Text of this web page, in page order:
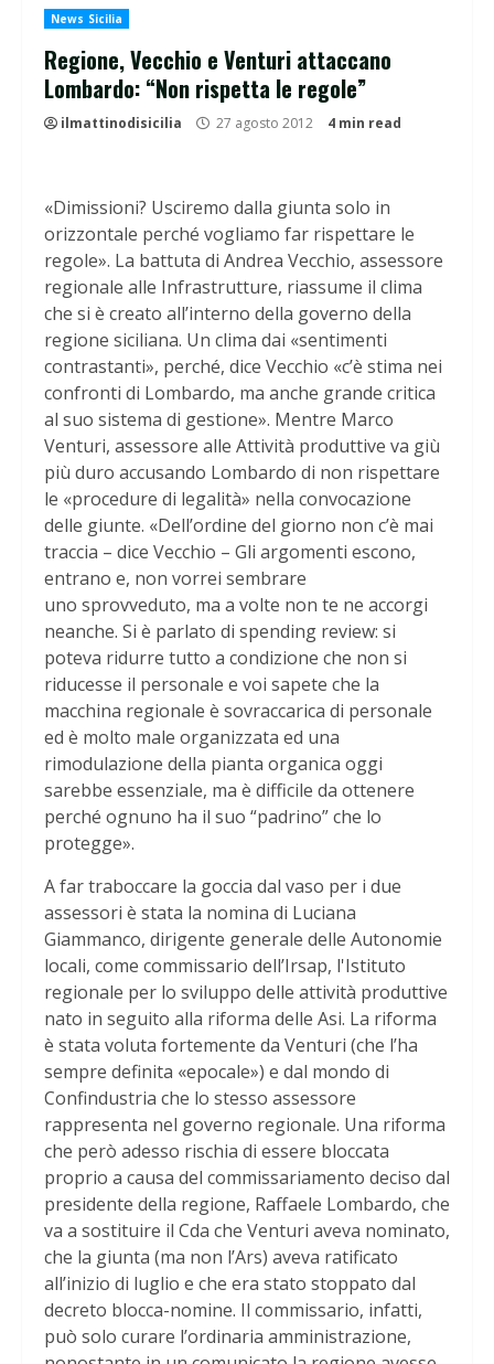
News Sicilia
Regione, Vecchio e Venturi attaccano
Lombardo: “Non rispetta le regole”
ilmattinodisicilia 27 agosto 2012 4 min read
«Dimissioni? Usciremo dalla giunta solo in
orizzontale perché vogliamo far rispettare le
regole». La battuta di Andrea Vecchio, assessore
regionale alle Infrastrutture, riassume il clima
che si è creato all’interno della governo della
regione siciliana. Un clima dai «sentimenti
contrastanti», perché, dice Vecchio «c’è stima nei
confronti di Lombardo, ma anche grande critica
al suo sistema di gestione». Mentre Marco
Venturi, assessore alle Attività produttive va giù
più duro accusando Lombardo di non rispettare
le «procedure di legalità» nella convocazione
delle giunte. «Dell’ordine del giorno non c’è mai
traccia – dice Vecchio – Gli argomenti escono,
entrano e, non vorrei sembrare
uno sprovveduto, ma a volte non te ne accorgi
neanche. Si è parlato di spending review: si
poteva ridurre tutto a condizione che non si
riducesse il personale e voi sapete che la
macchina regionale è sovraccarica di personale
ed è molto male organizzata ed una
rimodulazione della pianta organica oggi
sarebbe essenziale, ma è difficile da ottenere
perché ognuno ha il suo “padrino” che lo
protegge».
A far traboccare la goccia dal vaso per i due
assessori è stata la nomina di Luciana
Giammanco, dirigente generale delle Autonomie
locali, come commissario dell’Irsap, l'Istituto
regionale per lo sviluppo delle attività produttive
nato in seguito alla riforma delle Asi. La riforma
è stata voluta fortemente da Venturi (che l’ha
sempre definita «epocale») e dal mondo di
Confindustria che lo stesso assessore
rappresenta nel governo regionale. Una riforma
che però adesso rischia di essere bloccata
proprio a causa del commissariamento deciso dal
presidente della regione, Raffaele Lombardo, che
va a sostituire il Cda che Venturi aveva nominato,
che la giunta (ma non l’Ars) aveva ratificato
all’inizio di luglio e che era stato stoppato dal
decreto blocca-nomine. Il commissario, infatti,
può solo curare l’ordinaria amministrazione,